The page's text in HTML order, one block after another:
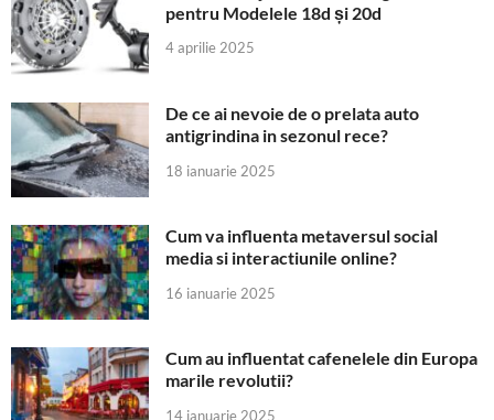
pentru Modelele 18d și 20d
4 aprilie 2025
De ce ai nevoie de o prelata auto
antigrindina in sezonul rece?
18 ianuarie 2025
Cum va influenta metaversul social
media si interactiunile online?
16 ianuarie 2025
Cum au influentat cafenelele din Europa
marile revolutii?
14 ianuarie 2025